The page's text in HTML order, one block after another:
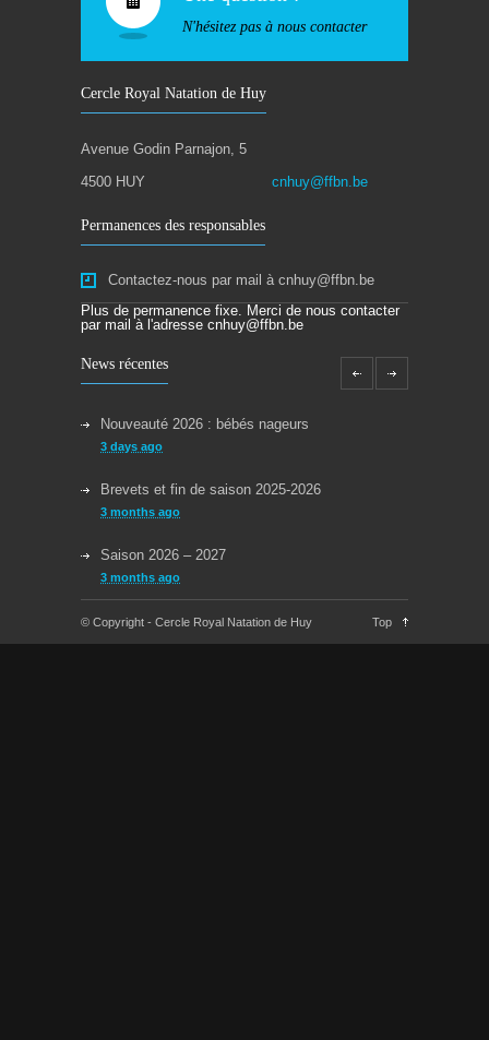
N'hésitez pas à nous contacter
Cercle Royal Natation de Huy
Avenue Godin Parnajon, 5
4500 HUY
cnhuy@ffbn.be
Permanences des responsables
Contactez-nous par mail à cnhuy@ffbn.be
Plus de permanence fixe. Merci de nous contacter
par mail à l'adresse cnhuy@ffbn.be
News récentes
Nouveauté 2026 : bébés nageurs
3 days ago
Brevets et fin de saison 2025-2026
3 months ago
Saison 2026 – 2027
3 months ago
Reprise des cours la semaine du 08/09/2025
11 months ago
© Copyright - Cercle Royal Natation de Huy Top